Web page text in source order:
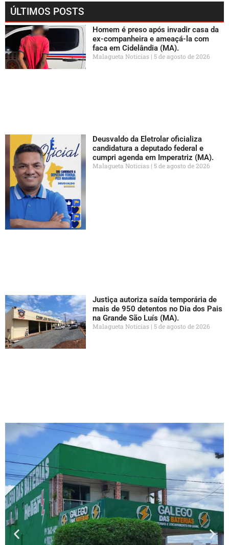
ÚLTIMOS POSTS
Homem é preso após invadir casa da
ex-companheira e ameaçá-la com
faca em Cidelândia (MA).
Malagueta Notícias 5 de agosto de 2026
Deusvaldo da Eletrolar oficializa
candidatura a deputado federal e
cumpri agenda em Imperatriz (MA).
Malagueta Notícias 5 de agosto de 2026
Justiça autoriza saída temporária de
mais de 950 detentos no Dia dos Pais
na Grande São Luís (MA).
Malagueta Notícias 5 de agosto de 2026